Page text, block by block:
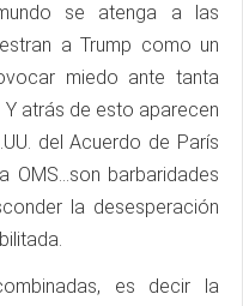
se atenga a las
a Trump como un
miedo ante tanta
atrás de esto aparecen
del Acuerdo de París
OMS…son barbaridades
la desesperación
es decir la